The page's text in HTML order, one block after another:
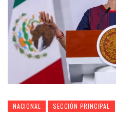
NACIONAL SECCIÓN PRINCIPAL